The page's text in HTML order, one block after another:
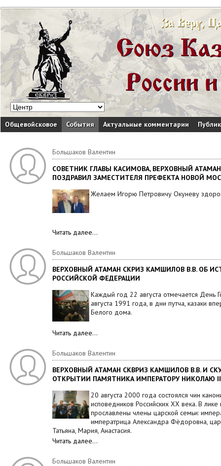
Общевойсковое События Актуальные комментарии
Большаков Валентин
СОВЕТНИК ГЛАВЫ КАСИМОВА, ВЕРХОВНЫЙ
ПОЗДРАВИЛ ЗАМЕСТИТЕЛЯ ПРЕФЕКТА НОВОЙ
Желаем Игорю Петровичу Окуневу
Читать далее…
Большаков Валентин
ВЕРХОВНЫЙ АТАМАН СКРИЗ КАМШИЛОВ В.В. ОБ
РОССИЙСКОЙ ФЕДЕРАЦИИ
Каждый год 22 августа отмечается День
августа 1991 года, в дни путча, казаки
Белого дома.
Читать далее…
Большаков Валентин
ВЕРХОВНЫЙ АТАМАН СКВРИЗ КАМШИЛОВ В.В. И
ОТКРЫТИИ ПАМЯТНИКА ИМПЕРАТОРУ НИКОЛАЮ II
20 августа 2000 года состоялся чин
исповедников Российских XX века. В
прославлены члены царской семьи:
императрица Александра Фёдоровна,
Татьяна, Мария, Анастасия.
Читать далее…
Большаков Валентин